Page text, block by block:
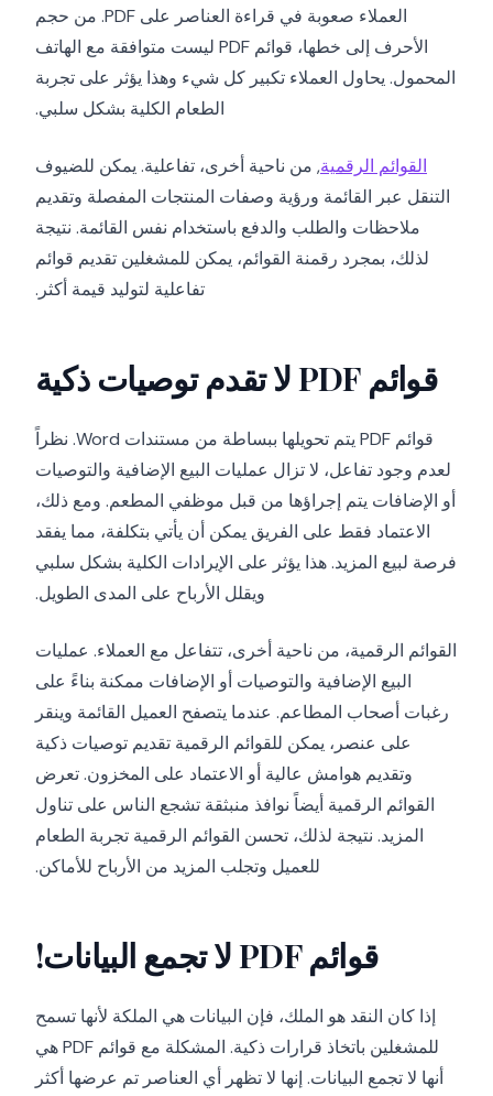
العملاء صعوبة في قراءة العناصر على PDF. من حجم
الأحرف إلى خطها، قوائم PDF ليست متوافقة مع الهاتف
المحمول. يحاول العملاء تكبير كل شيء وهذا يؤثر على تجربة
الطعام الكلية بشكل سلبي.
القوائم الرقمية, من ناحية أخرى، تفاعلية. يمكن للضيوف
التنقل عبر القائمة ورؤية وصفات المنتجات المفصلة وتقديم
ملاحظات والطلب والدفع باستخدام نفس القائمة. نتيجة
لذلك، بمجرد رقمنة القوائم، يمكن للمشغلين تقديم قوائم
تفاعلية لتوليد قيمة أكثر.
قوائم PDF لا تقدم توصيات ذكية
قوائم PDF يتم تحويلها ببساطة من مستندات Word. نظراً
لعدم وجود تفاعل، لا تزال عمليات البيع الإضافية والتوصيات
أو الإضافات يتم إجراؤها من قبل موظفي المطعم. ومع ذلك،
الاعتماد فقط على الفريق يمكن أن يأتي بتكلفة، مما يفقد
فرصة لبيع المزيد. هذا يؤثر على الإيرادات الكلية بشكل سلبي
ويقلل الأرباح على المدى الطويل.
القوائم الرقمية، من ناحية أخرى، تتفاعل مع العملاء. عمليات
البيع الإضافية والتوصيات أو الإضافات ممكنة بناءً على
رغبات أصحاب المطاعم. عندما يتصفح العميل القائمة وينقر
على عنصر، يمكن للقوائم الرقمية تقديم توصيات ذكية
وتقديم هوامش عالية أو الاعتماد على المخزون. تعرض
القوائم الرقمية أيضاً نوافذ منبثقة تشجع الناس على تناول
المزيد. نتيجة لذلك، تحسن القوائم الرقمية تجربة الطعام
للعميل وتجلب المزيد من الأرباح للأماكن.
قوائم PDF لا تجمع البيانات!
إذا كان النقد هو الملك، فإن البيانات هي الملكة لأنها تسمح
للمشغلين باتخاذ قرارات ذكية. المشكلة مع قوائم PDF هي
أنها لا تجمع البيانات. إنها لا تظهر أي العناصر تم عرضها أكثر